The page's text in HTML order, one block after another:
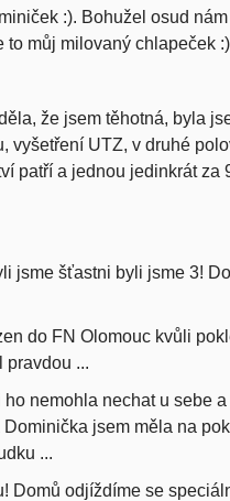
:). Bohužel osud
můj milovaný chlapeček
že jsem těhotná, byla
UTZ, v druhé
patří a jednou jedinkrát za
jsme šťastni byli jsme 3!
do FN Olomouc kvůli
pravdou ...
nemohla nechat u sebe
jsem měla na
...
Domů odjíždíme se